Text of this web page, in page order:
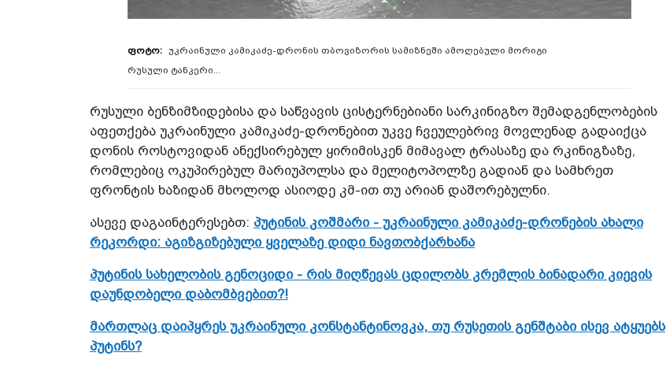
უკრაინული კამიკაძე-დრონის თბოვიზორის სამიზნეში ამოღებული მორიგი
რუსული ტანკერი...
რუსული ბენზიმზიდებისა და საწვავის ცისტერნებიანი სარკინიგზო შემადგენლობების
აფეთქება უკრაინული კამიკაძე-დრონებით უკვე ჩვეულებრივ მოვლენად გადაიქცა
დონის როსტოვიდან ანექსირებულ ყირიმისკენ მიმავალ ტრასაზე და რკინიგზაზე,
რომლებიც ოკუპირებულ მარიუპოლსა და მელიტოპოლზე გადიან და სამხრეთ
ფრონტის ხაზიდან მხოლოდ ასიოდე კმ-ით თუ არიან დაშორებულნი.
ასევე დაგაინტერესებთ: პუტინის კოშმარი - უკრაინული კამიკაძე-დრონების ახალი
რეკორდი: აგიზგიზებული ყველაზე დიდი ნავთობქარხანა
პუტინის სახელობის გენოციდი - რის მიღწევას ცდილობს კრემლის ბინადარი კიევის
დაუნდობელი დაბომბვებით?!
მართლაც დაიპყრეს უკრაინული კონსტანტინოვკა, თუ რუსეთის გენშტაბი ისევ ატყუებს
პუტინს?